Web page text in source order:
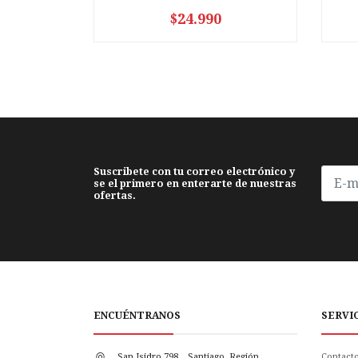
+
$24.990
Suscribete con tu correo electrónico y
se el primero en enterarte de nuestras
ofertas.
ENCUÉNTRANOS